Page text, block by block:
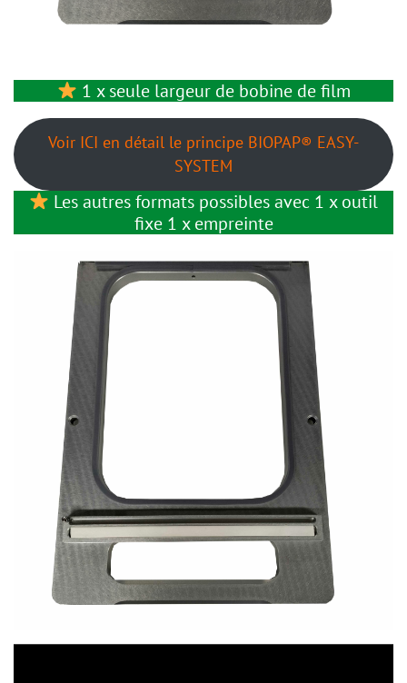
1 x seule largeur de bobine de film
Voir ICI en détail le principe BIOPAP® EASY-
SYSTEM
Les autres formats possibles avec 1 x outil
fixe 1 x empreinte